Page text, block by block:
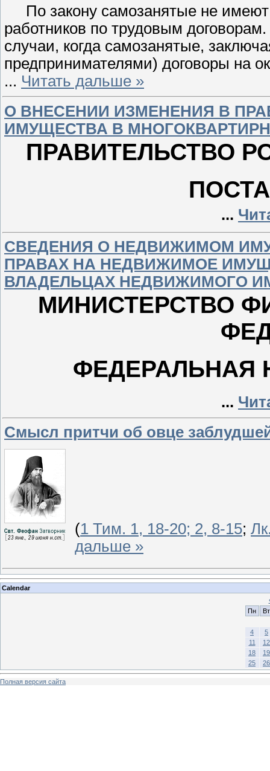
По закону самозанятые не
работников по трудовым
случаи, когда самозанятые,
предпринимателями) договоры на
... Читать дальше »
О ВНЕСЕНИИ ИЗМЕНЕНИЯ В
ИМУЩЕСТВА В
ПРАВИТЕЛЬСТВО
...
СВЕДЕНИЯ О НЕДВИЖИМОМ
ПРАВАХ НА НЕДВИЖИМОЕ
ВЛАДЕЛЬЦАХ НЕДВИЖИМОГО
МИНИСТЕРСТВО
ФЕДЕРАЛЬНАЯ
...
Смысл притчи об овце
(1 Тим. 1, 18-20; 2, 8-15;
дальше »
Calendar
Пн
Вт
4
5
11
12
18
19
25
26
Полная версия сайта